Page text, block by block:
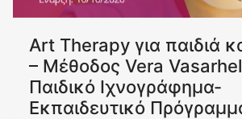
Art Therapy για παιδιά
– Μέθοδος Vera
Παιδικό Ιχνογράφημα-
Εκπαιδευτικό